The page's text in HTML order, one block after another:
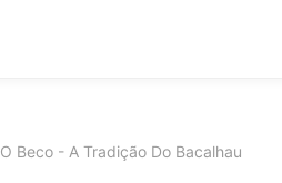
O Beco - A Tradição Do Bacalhau